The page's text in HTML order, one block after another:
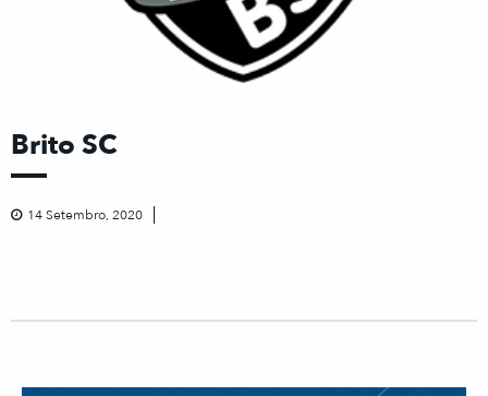
Brito SC
14 Setembro, 2020